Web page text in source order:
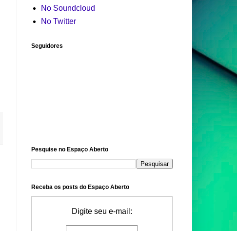
No Soundcloud
No Twitter
Seguidores
Pesquise no Espaço Aberto
Receba os posts do Espaço Aberto
Digite seu e-mail: